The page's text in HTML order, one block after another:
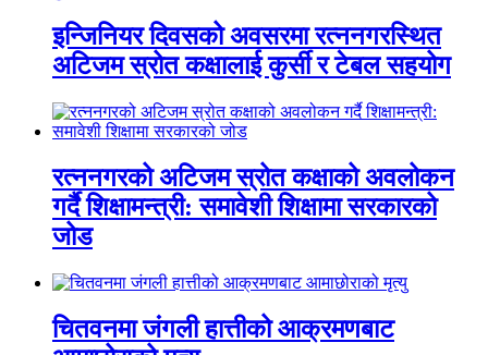
इन्जिनियर दिवसको अवसरमा रत्ननगरस्थित
अटिजम स्रोत कक्षालाई कुर्सी र टेबल सहयोग
रत्ननगरको अटिजम स्रोत कक्षाको अवलोकन
गर्दै शिक्षामन्त्री: समावेशी शिक्षामा सरकारको
जोड
चितवनमा जंगली हात्तीको आक्रमणबाट